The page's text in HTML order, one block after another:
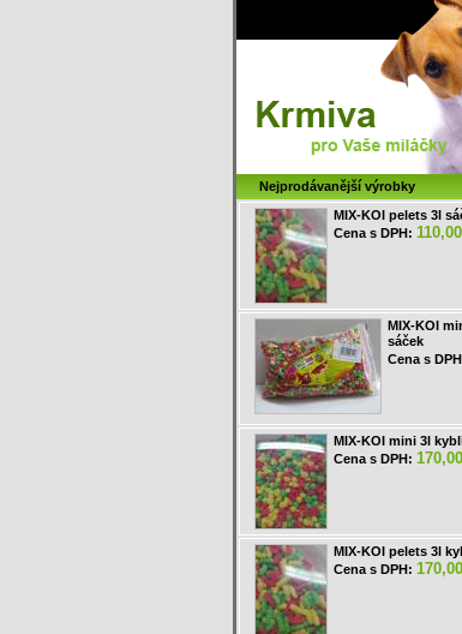
Nejprodávanější výrobky
MIX-KOI pelets 3l
Cena s DPH:
MIX-KOI
sáček
Cena s
MIX-KOI mini 3l
Cena s DPH:
MIX-KOI pelets 3l
Cena s DPH: